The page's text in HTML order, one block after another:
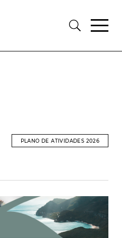
PLANO DE ATIVIDADES 2026